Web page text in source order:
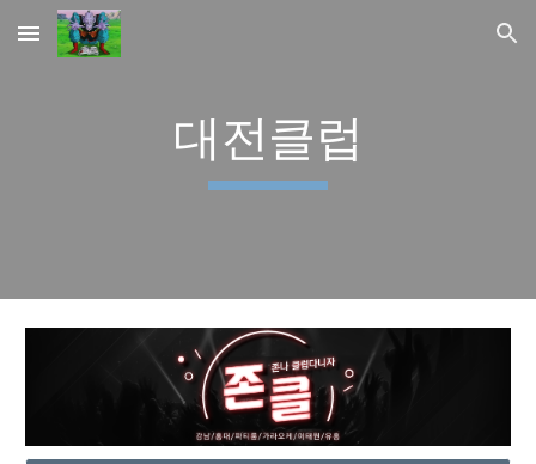
Skip to main content Skip to navigation
대전클럽